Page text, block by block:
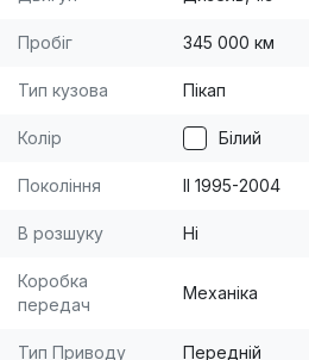
Пробіг 345 000 км
Тип кузова Пікап
Колір Білий
Покоління II 1995-2004
В розшуку Ні
Коробка
передач
Механіка
Тип Приводу Передній